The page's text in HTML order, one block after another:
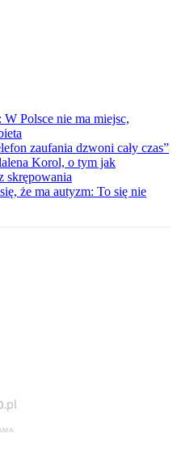
Polsce nie ma miejsc,
zaufania dzwoni cały czas”
Korol, o tym jak
skrępowania
że ma autyzm: To się nie